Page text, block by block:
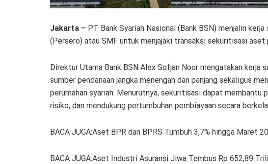
Jakarta – PT Bank Syariah Nasional (Bank BSN) menjalin
(Persero) atau SMF untuk menjajaki transaksi sekuritisasi aset
Direktur Utama Bank BSN Alex Sofjan Noor mengatakan kerja
sumber pendanaan jangka menengah dan panjang sekaligus
perumahan syariah. Menurutnya, sekuritisasi dapat membantu
risiko, dan mendukung pertumbuhan pembiayaan secara
BACA JUGA:Aset BPR dan BPRS Tumbuh 3,7% hingga Maret
BACA JUGA:Aset Industri Asuransi Jiwa Tembus Rp 652,89